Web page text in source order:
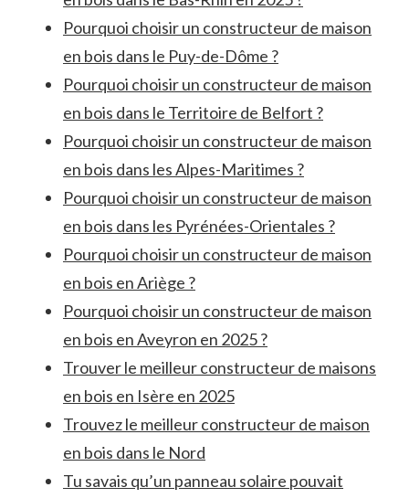
Pourquoi choisir un constructeur de maison
en bois dans le Puy-de-Dôme ?
Pourquoi choisir un constructeur de maison
en bois dans le Territoire de Belfort ?
Pourquoi choisir un constructeur de maison
en bois dans les Alpes-Maritimes ?
Pourquoi choisir un constructeur de maison
en bois dans les Pyrénées-Orientales ?
Pourquoi choisir un constructeur de maison
en bois en Ariège ?
Pourquoi choisir un constructeur de maison
en bois en Aveyron en 2025 ?
Trouver le meilleur constructeur de maisons
en bois en Isère en 2025
Trouvez le meilleur constructeur de maison
en bois dans le Nord
Tu savais qu’un panneau solaire pouvait